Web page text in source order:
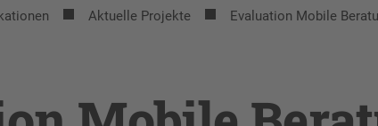
Aktuelle Projekte Evaluation Mobile